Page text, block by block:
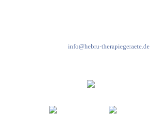
info@hebru-therapiegeraete.de